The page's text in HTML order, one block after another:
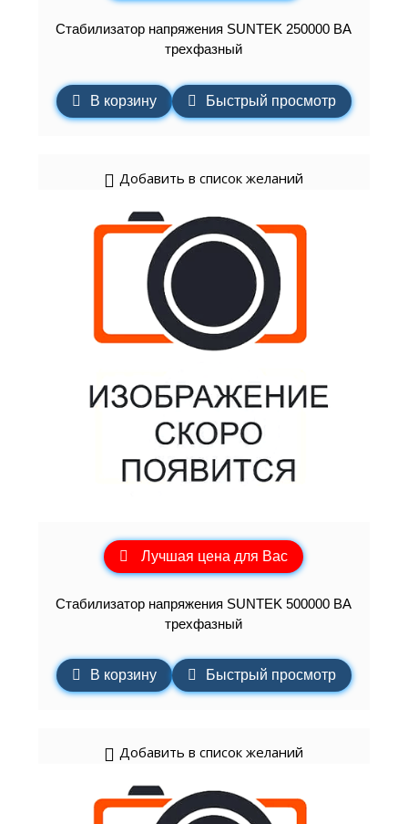
Стабилизатор напряжения SUNTEK 250000 ВА
трехфазный
В корзину Быстрый просмотр
Добавить в список желаний
Лучшая цена для Вас
Стабилизатор напряжения SUNTEK 500000 ВА
трехфазный
В корзину Быстрый просмотр
Добавить в список желаний